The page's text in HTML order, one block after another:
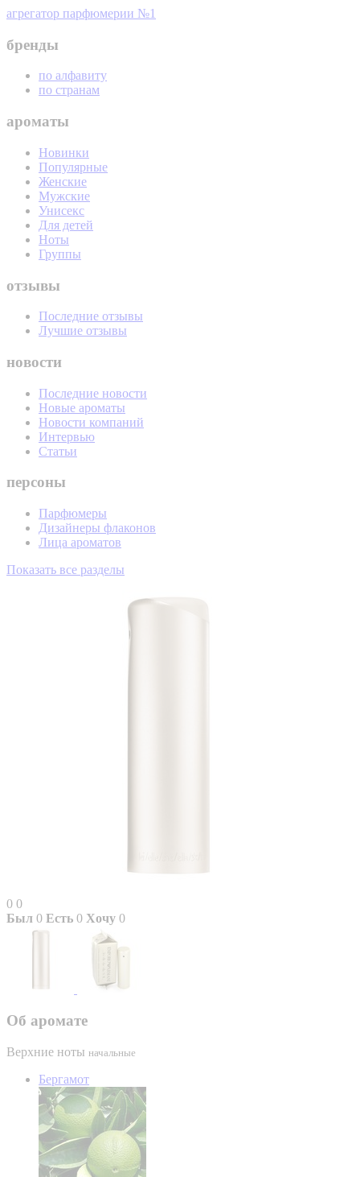
агрегатор парфюмерии №1
бренды
по алфавиту
по странам
ароматы
Новинки
Популярные
Женские
Мужские
Унисекс
Для детей
Ноты
Группы
отзывы
Последние отзывы
Лучшие отзывы
новости
Последние новости
Новые ароматы
Новости компаний
Интервью
Статьи
персоны
Парфюмеры
Дизайнеры флаконов
Лица ароматов
Показать все разделы
0 0
Был 0 Есть 0 Хочу 0
Об аромате
Верхние ноты начальные
Бергамот